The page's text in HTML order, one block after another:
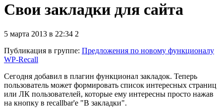
Свои закладки для сайта
5 марта 2013 в 22:34 2
Публикация в группе: Предложения по новому функционалу
WP-Recall
Сегодня добавил в плагин функционал закладок. Теперь
пользователь может формировать список интересных страниц
или ЛК пользователей, которые ему интересны просто нажав
на кнопку в recallbar'e "В закладки".